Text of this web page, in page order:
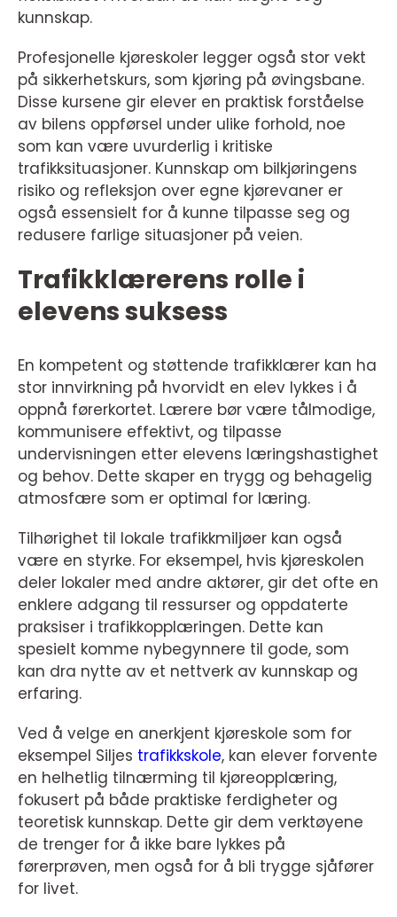
kunnskap.
Profesjonelle kjøreskoler legger også stor vekt
på sikkerhetskurs, som kjøring på øvingsbane.
Disse kursene gir elever en praktisk forståelse
av bilens oppførsel under ulike forhold, noe
som kan være uvurderlig i kritiske
trafikksituasjoner. Kunnskap om bilkjøringens
risiko og refleksjon over egne kjørevaner er
også essensielt for å kunne tilpasse seg og
redusere farlige situasjoner på veien.
Trafikklærerens rolle i
elevens suksess
En kompetent og støttende trafikklærer kan ha
stor innvirkning på hvorvidt en elev lykkes i å
oppnå førerkortet. Lærere bør være tålmodige,
kommunisere effektivt, og tilpasse
undervisningen etter elevens læringshastighet
og behov. Dette skaper en trygg og behagelig
atmosfære som er optimal for læring.
Tilhørighet til lokale trafikkmiljøer kan også
være en styrke. For eksempel, hvis kjøreskolen
deler lokaler med andre aktører, gir det ofte en
enklere adgang til ressurser og oppdaterte
praksiser i trafikkopplæringen. Dette kan
spesielt komme nybegynnere til gode, som
kan dra nytte av et nettverk av kunnskap og
erfaring.
Ved å velge en anerkjent kjøreskole som for
eksempel Siljes trafikkskole, kan elever forvente
en helhetlig tilnærming til kjøreopplæring,
fokusert på både praktiske ferdigheter og
teoretisk kunnskap. Dette gir dem verktøyene
de trenger for å ikke bare lykkes på
førerprøven, men også for å bli trygge sjåfører
for livet.